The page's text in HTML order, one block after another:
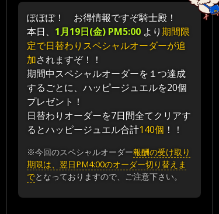
ぽぽぽ！ お得情報ですぞ騎士殿！
本日、 1月19日(金) PM5:00 より期間限
定で日替わりスペシャルオーダーが追
加されますぞ！！
期間中スペシャルオーダーを１つ達成
するごとに、ハッピージュエルを20個
プレゼント！
日替わりオーダーを7日間全てクリアす
るとハッピージュエル合計140個 ！！
※今回のスペシャルオーダー報酬の受け取り
期限は、翌日PM4:00のオーダー切り替えま
でとなっておりますので、ご注意下さい。